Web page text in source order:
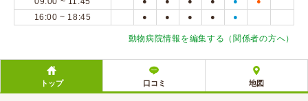
16:00 ~ 18:45 ● ● ● ● ●
動物病院情報を編集する（関係者の方へ）
トップ 口コミ 地図